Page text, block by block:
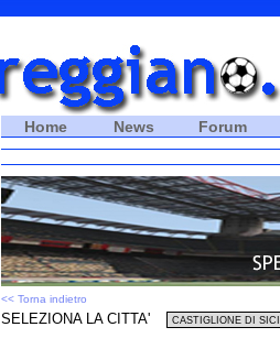
Home News Forum
<< Torna indietro
SELEZIONA LA CITTA'